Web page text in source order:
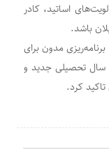
اساتید، کادر
باشد.
مدون برای
سال تحصیلی جدید و
کرد.